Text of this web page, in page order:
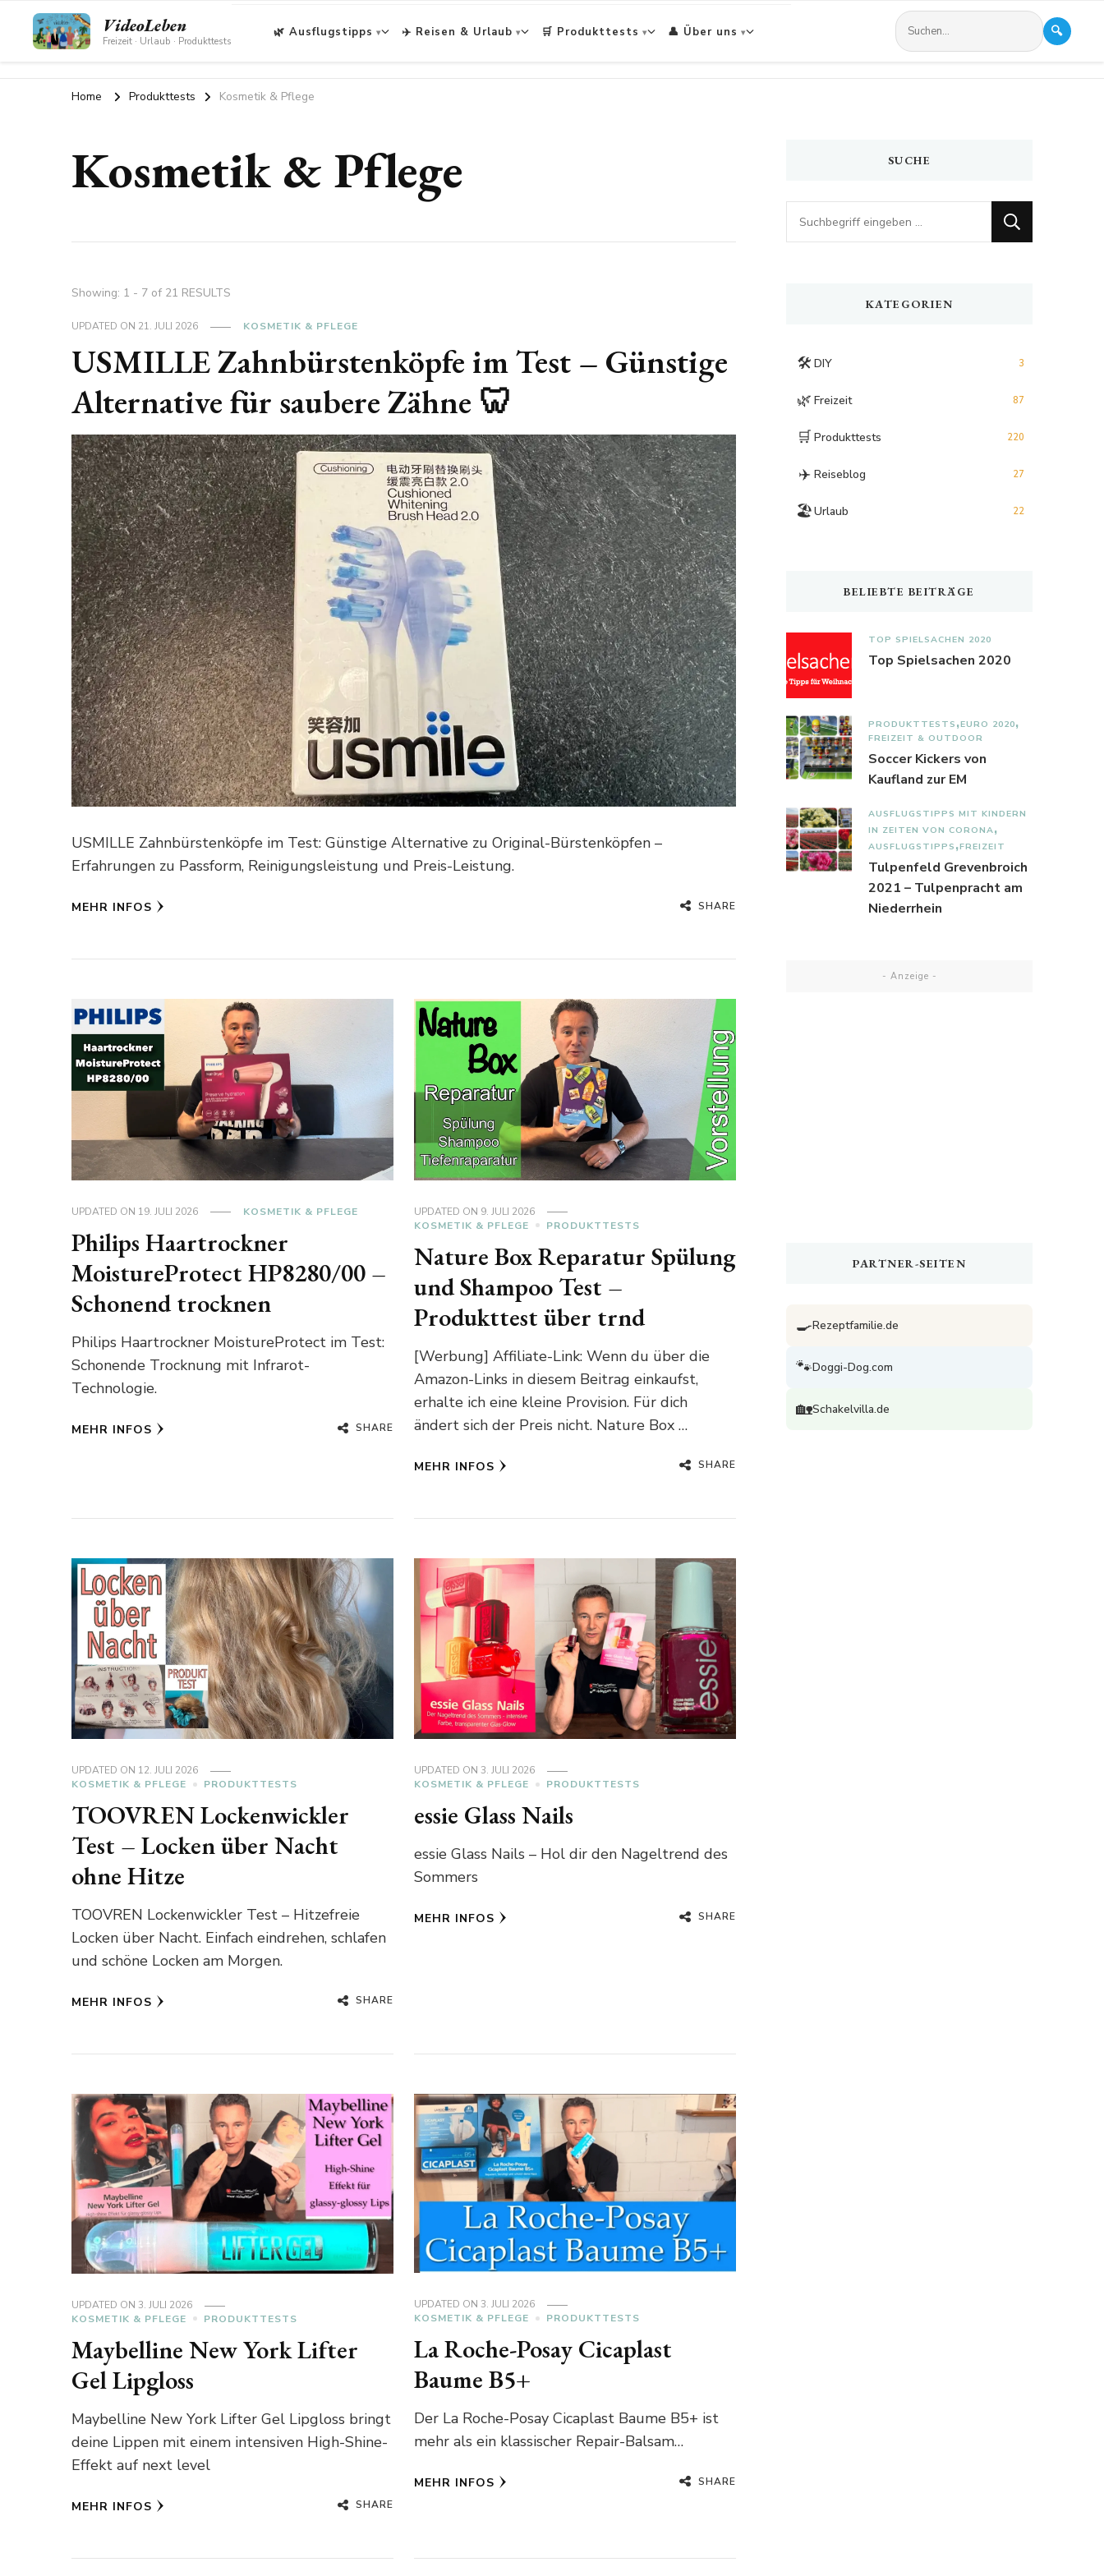
VideoLeben
Freizeit · Urlaub · Produkttests
🌿 Ausflugstipps ✈️ Reisen & Urlaub 🛒 Produkttests 👤 Über uns 🔍
Home Produkttests Kosmetik & Pflege
Kosmetik & Pflege
Showing: 1 - 7 of 21 RESULTS
UPDATED ON 21. JULI 2026 KOSMETIK & PFLEGE
USMILLE Zahnbürstenköpfe im Test – Günstige
Alternative für saubere Zähne 🦷
USMILLE Zahnbürstenköpfe im Test: Günstige Alternative zu Original-Bürstenköpfen –
Erfahrungen zu Passform, Reinigungsleistung und Preis-Leistung.
MEHR INFOS SHARE
UPDATED ON 19. JULI 2026 KOSMETIK & PFLEGE
Philips Haartrockner
MoistureProtect HP8280/00 –
Schonend trocknen
Philips Haartrockner MoistureProtect im Test:
Schonende Trocknung mit Infrarot-
Technologie.
MEHR INFOS SHARE
UPDATED ON 9. JULI 2026
KOSMETIK & PFLEGE
PRODUKTTESTS
Nature Box Reparatur Spülung
und Shampoo Test –
Produkttest über trnd
[Werbung] Affiliate-Link: Wenn du über die
Amazon-Links in diesem Beitrag einkaufst,
erhalte ich eine kleine Provision. Für dich
ändert sich der Preis nicht. Nature Box …
MEHR INFOS SHARE
UPDATED ON 12. JULI 2026
KOSMETIK & PFLEGE
PRODUKTTESTS
TOOVREN Lockenwickler
Test – Locken über Nacht
ohne Hitze
TOOVREN Lockenwickler Test – Hitzefreie
Locken über Nacht. Einfach eindrehen, schlafen
und schöne Locken am Morgen.
MEHR INFOS SHARE
UPDATED ON 3. JULI 2026
KOSMETIK & PFLEGE
PRODUKTTESTS
essie Glass Nails
essie Glass Nails – Hol dir den Nageltrend des
Sommers
MEHR INFOS SHARE
UPDATED ON 3. JULI 2026
KOSMETIK & PFLEGE
PRODUKTTESTS
Maybelline New York Lifter
Gel Lipgloss
Maybelline New York Lifter Gel Lipgloss bringt
deine Lippen mit einem intensiven High-Shine-
Effekt auf next level
MEHR INFOS SHARE
UPDATED ON 3. JULI 2026
KOSMETIK & PFLEGE
PRODUKTTESTS
La Roche-Posay Cicaplast
Baume B5+
Der La Roche-Posay Cicaplast Baume B5+ ist
mehr als ein klassischer Repair-Balsam…
MEHR INFOS SHARE
SUCHE
Looking
for
KATEGORIEN
🛠️ DIY 3
🌿 Freizeit 87
🛒 Produkttests 220
✈️ Reiseblog 27
🏖️Urlaub 22
BELIEBTE BEITRÄGE
TOP SPIELSACHEN 2020
Top Spielsachen 2020
PRODUKTTESTS EURO 2020
FREIZEIT & OUTDOOR
Soccer Kickers von
Kaufland zur EM
AUSFLUGSTIPPS MIT KINDERN
IN ZEITEN VON CORONA
AUSFLUGSTIPPS FREIZEIT
Tulpenfeld Grevenbroich
2021 – Tulpenpracht am
Niederrhein
- Anzeige -
PARTNER-SEITEN
🍳Rezeptfamilie.de
🐾Doggi-Dog.com
🏡Schakelvilla.de